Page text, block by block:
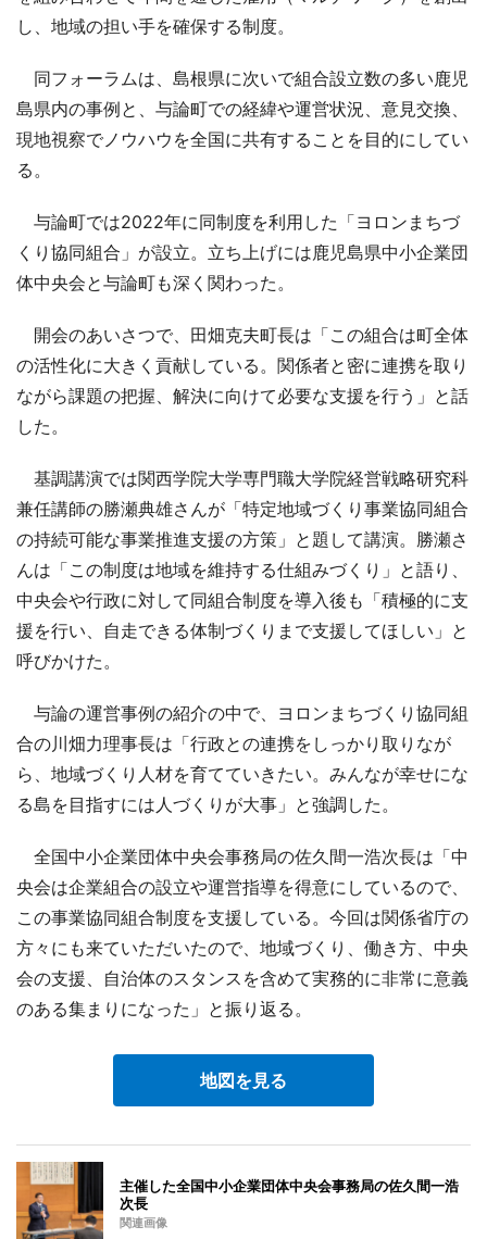
し、地域の担い手を確保する制度。
同フォーラムは、島根県に次いで組合設立数の多い鹿児
島県内の事例と、与論町での経緯や運営状況、意見交換、
現地視察でノウハウを全国に共有することを目的にしてい
る。
与論町では2022年に同制度を利用した「ヨロンまちづ
くり協同組合」が設立。立ち上げには鹿児島県中小企業団
体中央会と与論町も深く関わった。
開会のあいさつで、田畑克夫町長は「この組合は町全体
の活性化に大きく貢献している。関係者と密に連携を取り
ながら課題の把握、解決に向けて必要な支援を行う」と話
した。
基調講演では関西学院大学専門職大学院経営戦略研究科
兼任講師の勝瀬典雄さんが「特定地域づくり事業協同組合
の持続可能な事業推進支援の方策」と題して講演。勝瀬さ
んは「この制度は地域を維持する仕組みづくり」と語り、
中央会や行政に対して同組合制度を導入後も「積極的に支
援を行い、自走できる体制づくりまで支援してほしい」と
呼びかけた。
与論の運営事例の紹介の中で、ヨロンまちづくり協同組
合の川畑力理事長は「行政との連携をしっかり取りなが
ら、地域づくり人材を育てていきたい。みんなが幸せにな
る島を目指すには人づくりが大事」と強調した。
全国中小企業団体中央会事務局の佐久間一浩次長は「中
央会は企業組合の設立や運営指導を得意にしているので、
この事業協同組合制度を支援している。今回は関係省庁の
方々にも来ていただいたので、地域づくり、働き方、中央
会の支援、自治体のスタンスを含めて実務的に非常に意義
のある集まりになった」と振り返る。
地図を見る
主催した全国中小企業団体中央会事務局の佐久間一浩
次長
関連画像